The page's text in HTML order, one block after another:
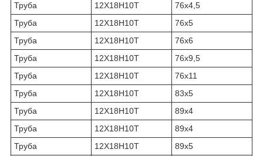
Труба
12Х18Н10Т
76х4,5
Труба
12Х18Н10Т
76х5
Труба
12Х18Н10Т
76х6
Труба
12Х18Н10Т
76х9,5
Труба
12Х18Н10Т
76х11
Труба
12Х18Н10Т
83х5
Труба
12Х18Н10Т
89х4
Труба
12Х18Н10Т
89х4
Труба
12Х18Н10Т 89х5